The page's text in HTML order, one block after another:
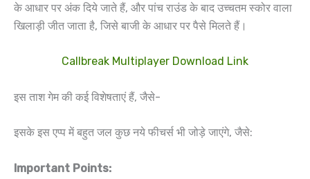
के आधार पर अंक दिये जाते हैं, और पांच राउंड के बाद उच्चतम स्कोर वाला
खिलाड़ी जीत जाता है, जिसे बाजी के आधार पर पैसे मिलते हैं।
Callbreak Multiplayer Download Link
इस ताश गेम की कई विशेषताएं हैं, जैसे-
इसके इस एप्प में बहुत जल कुछ नये फीचर्स भी जोड़े जाएंगे, जैसे:
Important Points: